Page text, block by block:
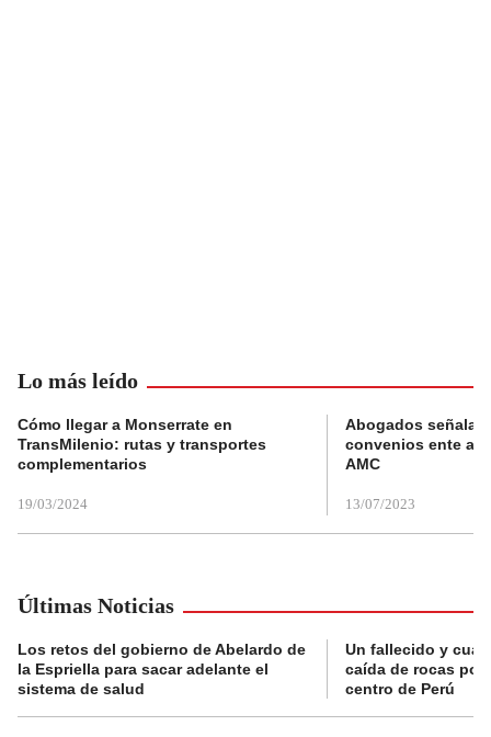
Lo más leído
Cómo llegar a Monserrate en
TransMilenio: rutas y transportes
complementarios
19/03/2024
Abogados
convenios ente
AMC
13/07/2023
Últimas Noticias
Los retos del gobierno de Abelardo de
la Espriella para sacar adelante el
sistema de salud
Un fallecido y
caída de rocas por
centro de Perú